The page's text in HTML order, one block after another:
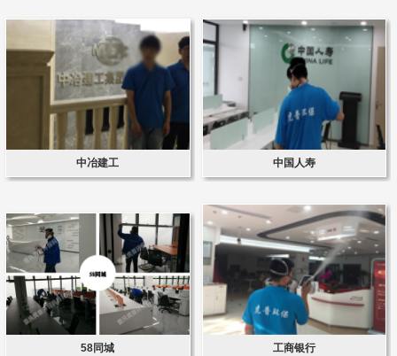
中冶建工 中国人寿
58同城 工商银行